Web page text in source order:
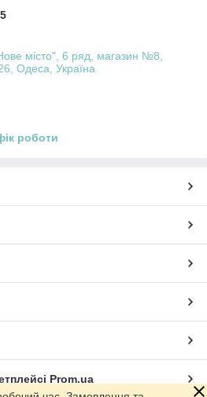
місто", 6 ряд, магазин №8,
Одеса, Україна
роботи
Prom.ua